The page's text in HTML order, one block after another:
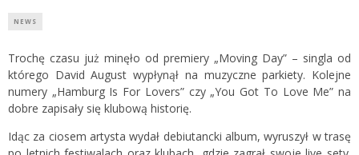
NEWS
Trochę czasu już minęło od premiery „Moving Day” – singla od
którego David August wypłynął na muzyczne parkiety. Kolejne
numery „Hamburg Is For Lovers” czy „You Got To Love Me” na
dobre zapisały się klubową historię.
Idąc za ciosem artysta wydał debiutancki album, wyruszył w trasę